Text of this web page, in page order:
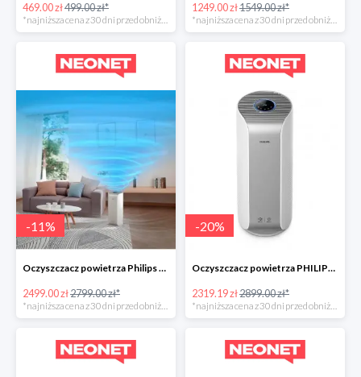
469.00 zł499.00 zł*
*najniższa cena z 30 dni przed obniżką
1249.00 zł1549.00 zł*
*najniższa cena z 30 dni przed obniżką
-11%
Oczyszczacz powietrza Philips Dual Scan -300zł
2499.00 zł2799.00 zł*
-20%
Oczyszczacz powietrza PHILIPS AC3854/50 w super cenie
2319.19 zł2899.00 zł*